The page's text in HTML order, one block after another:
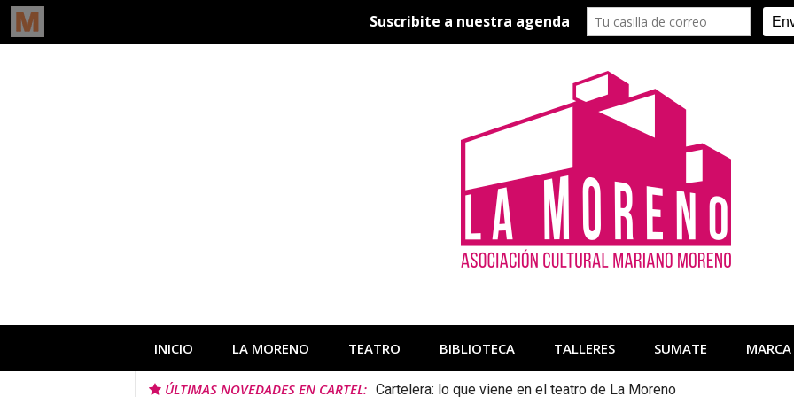
INICIO LA MORENO TEATRO BIBLIOTECA TALLERES SUMATE MARCA
ÚLTIMAS NOVEDADES EN CARTEL: Cartelera: lo que viene en el teatro de La Moreno